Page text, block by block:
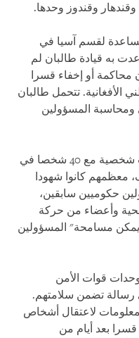
وقندوز وحدها.
لقسم آسيا في
به قيادة طالبان لم
محاكمة أو إخفاء قسرا
الأفغانية. تتحمل طالبان
المسؤولين
أجرت هيومن رايتس ووتش مقابلات شخصية مع 40 شخصا في
عبر الهاتف، معظمهم كانوا شهودا
حكوميين سابقين،
وأعضاء من حركة
يمكن مسامحة" المسؤولين
قوات الأمن
رسالة تضمن سلامتهم.
لاعتقال أشخاص
بعد أيام من